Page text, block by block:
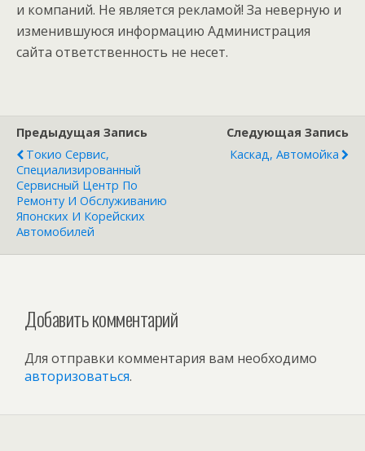
и компаний. Не является рекламой! За неверную и
изменившуюся информацию Администрация
сайта ответственность не несет.
Предыдущая Запись
Токио Сервис,
Специализированный
Сервисный Центр По
Ремонту И Обслуживанию
Японских И Корейских
Автомобилей
Следующая Запись
Каскад, Автомойка
Добавить комментарий
Для отправки комментария вам необходимо
авторизоваться.